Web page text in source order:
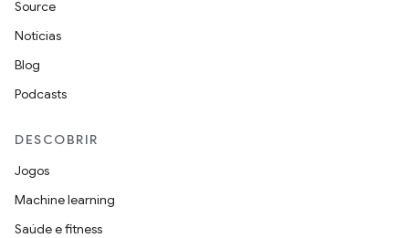
Source
Notícias
Blog
Podcasts
DESCOBRIR
Jogos
Machine learning
Saúde e fitness